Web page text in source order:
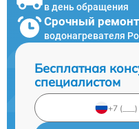
в день обращения
Срочный ремонт
водонагревателя
Бесплатная
специалистом